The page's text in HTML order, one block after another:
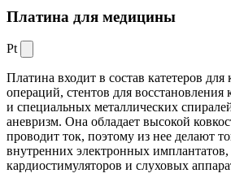
Платина для медицины
Pt
Платина входит в состав катетеров
операций, стентов для восстановления
и специальных металлических
аневризм. Она обладает высокой
проводит ток, поэтому из нее делают
внутренних электронных
кардиостимуляторов и слуховых